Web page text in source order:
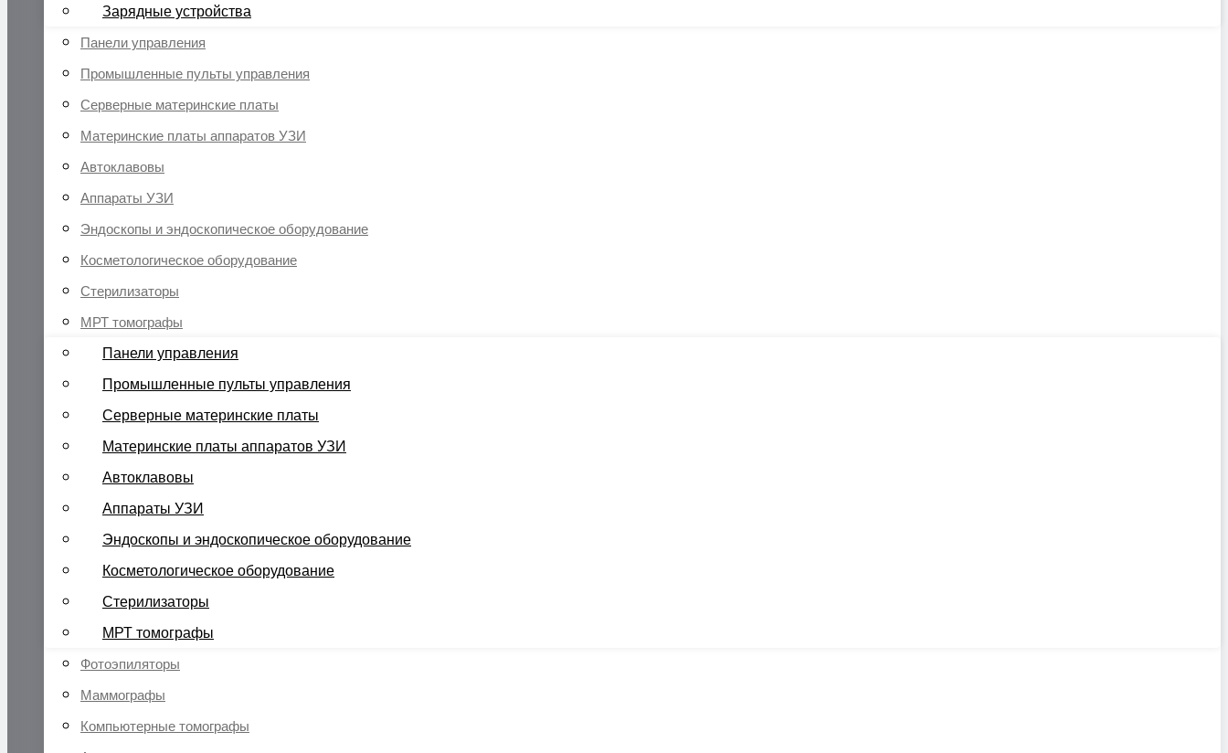
Зарядные устройства
Панели управления
Промышленные пульты управления
Серверные материнские платы
Материнские платы аппаратов УЗИ
Автоклавовы
Аппараты УЗИ
Эндоскопы и эндоскопическое оборудование
Косметологическое оборудование
Стерилизаторы
МРТ томографы
Панели управления
Промышленные пульты управления
Серверные материнские платы
Материнские платы аппаратов УЗИ
Автоклавовы
Аппараты УЗИ
Эндоскопы и эндоскопическое оборудование
Косметологическое оборудование
Стерилизаторы
МРТ томографы
Фотоэпиляторы
Маммографы
Компьютерные томографы